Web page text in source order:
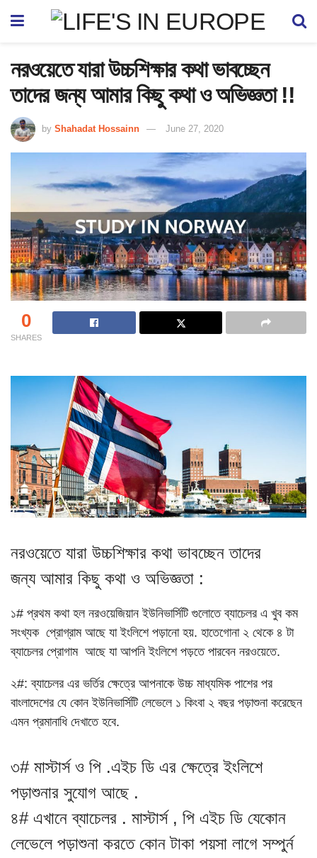
নরওয়েতে যারা উচ্চশিক্ষার কথা ভাবচ্ছেন
তাদের জন্য আমার কিছু কথা ও অভিজ্ঞতা !!
by Shahadat Hossainn June 27, 2020
0
SHARES
নরওয়েতে যারা উচ্চশিক্ষার কথা ভাবচ্ছেন তাদের
জন্য আমার কিছু কথা ও অভিজ্ঞতা :
১# প্রথম কথা হল নরওয়েজিয়ান ইউনিভার্সিটি গুলোতে ব্যাচেলর এ খুব কম
সংখ্যক প্রোগ্রাম আছে যা ইংলিশে পড়ানো হয়. হাতেগোনা ২ থেকে ৪ টা
ব্যাচেলর প্রোগাম আছে যা আপনি ইংলিশে পড়তে পারবেন নরওয়েতে.
২#: ব্যাচেলর এর ভর্তির ক্ষেত্রে আপনাকে উচ্চ মাধ্যমিক পাশের পর
বাংলাদেশের যে কোন ইউনিভার্সিটি লেভেলে ১ কিংবা ২ বছর পড়াশুনা করেছেন
এমন প্রমানাধি দেখাতে হবে.
৩# মাস্টার্স ও পি .এইচ ডি এর ক্ষেত্রে ইংলিশে
পড়াশুনার সুযোগ আছে .
৪# এখানে ব্যাচেলর . মাস্টার্স , পি এইচ ডি যেকোন
লেভেলে পড়াশুনা করতে কোন টাকা পয়সা লাগে সম্পুর্ন